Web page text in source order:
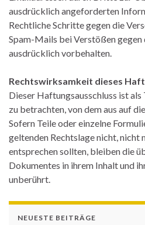
ausdrücklich angeforderten
Rechtliche Schritte gegen die
Spam-Mails bei Verstößen gegen
ausdrücklich vorbehalten.
Rechtswirksamkeit dieses
Dieser Haftungsausschluss ist
zu betrachten, von dem aus auf
Sofern Teile oder einzelne
geltenden Rechtslage nicht,
entsprechen sollten, bleiben die
Dokumentes in ihrem Inhalt und
unberührt.
NEUESTE BEITRÄGE